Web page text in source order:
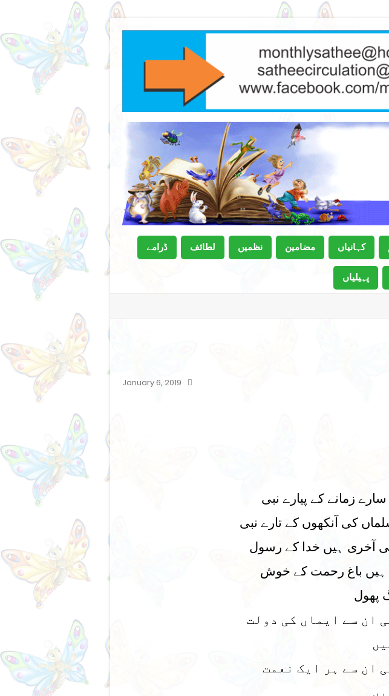
کہانیاں مضامین نظمیں لطائف ڈرامے
پہیلیاں
January 6, 2019
زمانے کے پیارے نبی
کی آنکھوں کے تارے نبی
آخری ہیں خدا کے رسول
ہیں باغ رحمت کے خوش
پھول
ان سے ایماں کی دولت
ان سے ہر ایک نعمت